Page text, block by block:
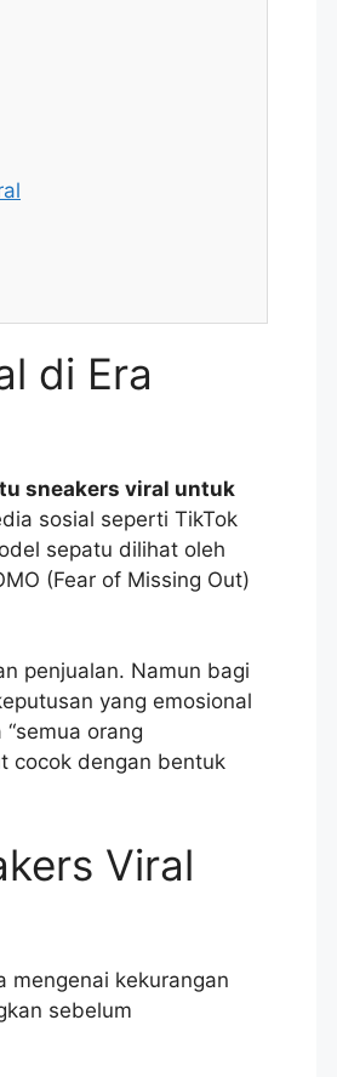
di Era
sneakers viral untuk
sosial seperti TikTok
sepatu dilihat oleh
(Fear of Missing Out)
penjualan. Namun bagi
yang emosional
orang
cocok dengan bentuk
Viral
mengenai kekurangan
sebelum